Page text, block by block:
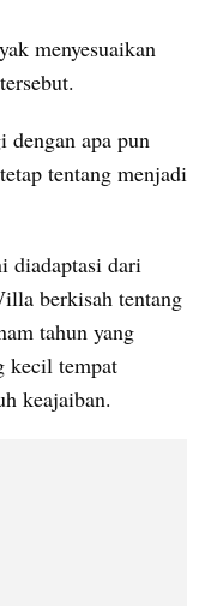
menyesuaikan
dengan apa pun
tentang menjadi
diadaptasi dari
berkisah tentang
tahun yang
kecil tempat
keajaiban.